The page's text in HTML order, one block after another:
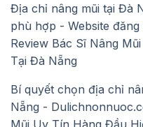
Địa chỉ nâng mũi tại Đà
phù hợp - Website
Review Bác Sĩ Nâng
Tại Đà Nẵng
Bí quyết chọn địa chỉ
Nẵng -
Mũi Uy Tín Hàng Đầu